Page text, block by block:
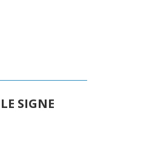
SIGNE